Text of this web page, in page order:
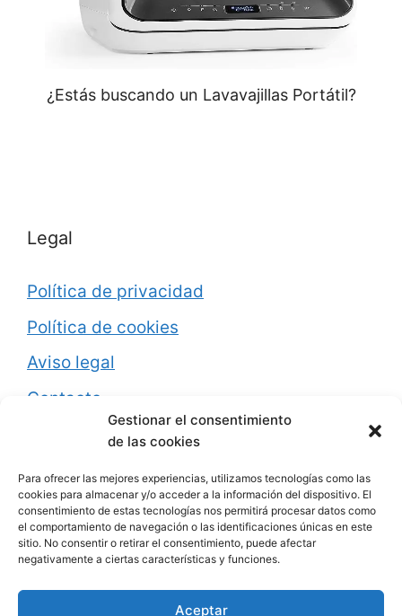
Gestionar el consentimiento
de las cookies
Para ofrecer las mejores experiencias, utilizamos tecnologías como las
cookies para almacenar y/o acceder a la información del dispositivo. El
consentimiento de estas tecnologías nos permitirá procesar datos como
el comportamiento de navegación o las identificaciones únicas en este
sitio. No consentir o retirar el consentimiento, puede afectar
negativamente a ciertas características y funciones.
Aceptar
¿Estás buscando un Lavavajillas Portátil?
Legal
Política de privacidad
Política de cookies
Aviso legal
Contacto
Lavavajillas pequeño black Friday